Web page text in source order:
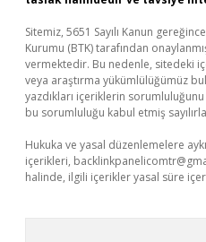
Sitemiz, 5651 Sayılı Kanun
Kurumu (BTK) tarafından
vermektedir. Bu nedenle, sitedeki
veya araştırma yükümlülüğümüz
yazdıkları içeriklerin
bu sorumluluğu kabul etmiş
Hukuka ve yasal düzenlemelere
içerikleri,
halinde, ilgili içerikler yasal süre